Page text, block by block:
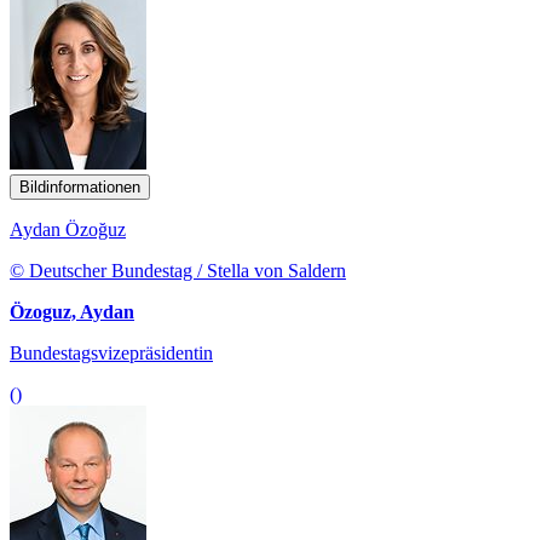
Bildinformationen
Aydan Özoğuz
© Deutscher Bundestag / Stella von Saldern
Özoguz, Aydan
Bundestagsvizepräsidentin
()